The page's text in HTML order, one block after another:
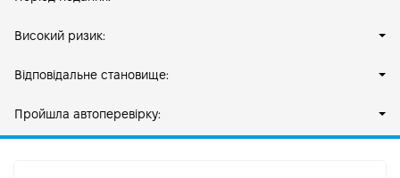
Високий ризик:
Відповідальне становище:
Пройшла автоперевірку: